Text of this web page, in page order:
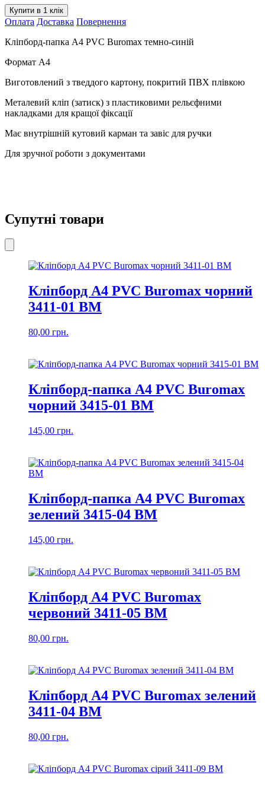
Buromax
темно-
синій
03
BM
кількість
Купити в 1 клік
Оплата Доставка Повернення
Кліпборд-папка А4 PVC Buromax темно-синій
Формат А4
Виготовлений з тведдого картону, покритий ПВХ плівкою
Металевий кліп (затиск) з пластиковими рельєфними
накладками для кращої фіксації
Має внутрішній кутовий карман та завіс для ручки
Для зручної роботи з документами
Супутні товари
Кліпборд А4 PVC Buromax чорний
3411-01 BM
80,00 грн.
Кліпборд-папка А4 PVC Buromax
чорний 3415-01 BM
145,00 грн.
Кліпборд-папка А4 PVC Buromax
зелений 3415-04 BM
145,00 грн.
Кліпборд А4 PVC Buromax
червоний 3411-05 BM
80,00 грн.
Кліпборд А4 PVC Buromax зелений
3411-04 BM
80,00 грн.